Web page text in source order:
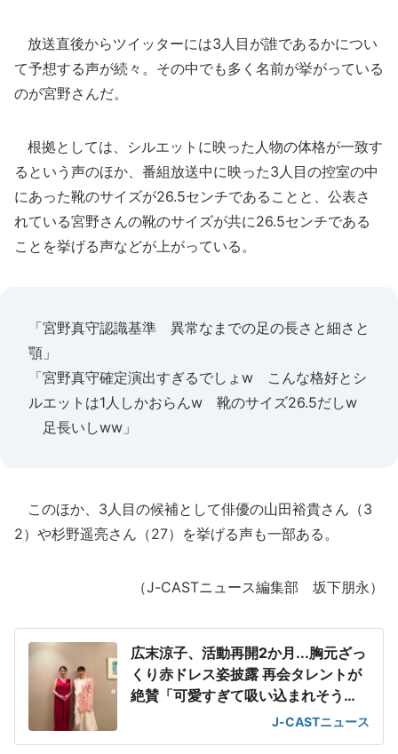
放送直後からツイッターには3人目が誰であるかについ
て予想する声が続々。その中でも多く名前が挙がっている
のが宮野さんだ。
根拠としては、シルエットに映った人物の体格が一致す
るという声のほか、番組放送中に映った3人目の控室の中
にあった靴のサイズが26.5センチであることと、公表さ
れている宮野さんの靴のサイズが共に26.5センチである
ことを挙げる声などが上がっている。
「宮野真守認識基準 異常なまでの足の長さと細さと
顎」
「宮野真守確定演出すぎるでしょw こんな格好とシ
ルエットは1人しかおらんw 靴のサイズ26.5だしw
足長いしww」
このほか、3人目の候補として俳優の山田裕貴さん（3
2）や杉野遥亮さん（27）を挙げる声も一部ある。
（J-CASTニュース編集部 坂下朋永）
広末涼子、活動再開2か月...胸元ざっ
くり赤ドレス姿披露 再会タレントが
絶賛「可愛すぎて吸い込まれそう
J-CASTニュース